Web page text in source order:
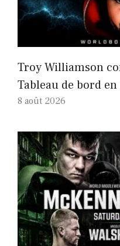
Troy Williamson
Tableau de bord
8 août 2026